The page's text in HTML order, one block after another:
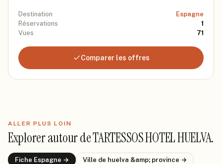
Destination
Espagne
Réservations
1
Vues
71
Comparer les offres
ALLER PLUS LOIN
Explorer autour deTARTESSOS HOTEL HUELVA.
Fiche Espagne → Ville de huelva &amp; province →